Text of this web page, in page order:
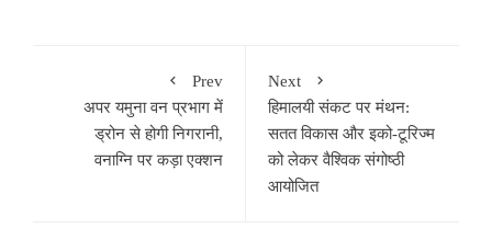
Prev
अपर यमुना वन प्रभाग में
ड्रोन से होगी निगरानी,
वनाग्नि पर कड़ा एक्शन
Next
हिमालयी संकट पर मंथन:
सतत विकास और इको-टूरिज्म
को लेकर वैश्विक संगोष्ठी
आयोजित